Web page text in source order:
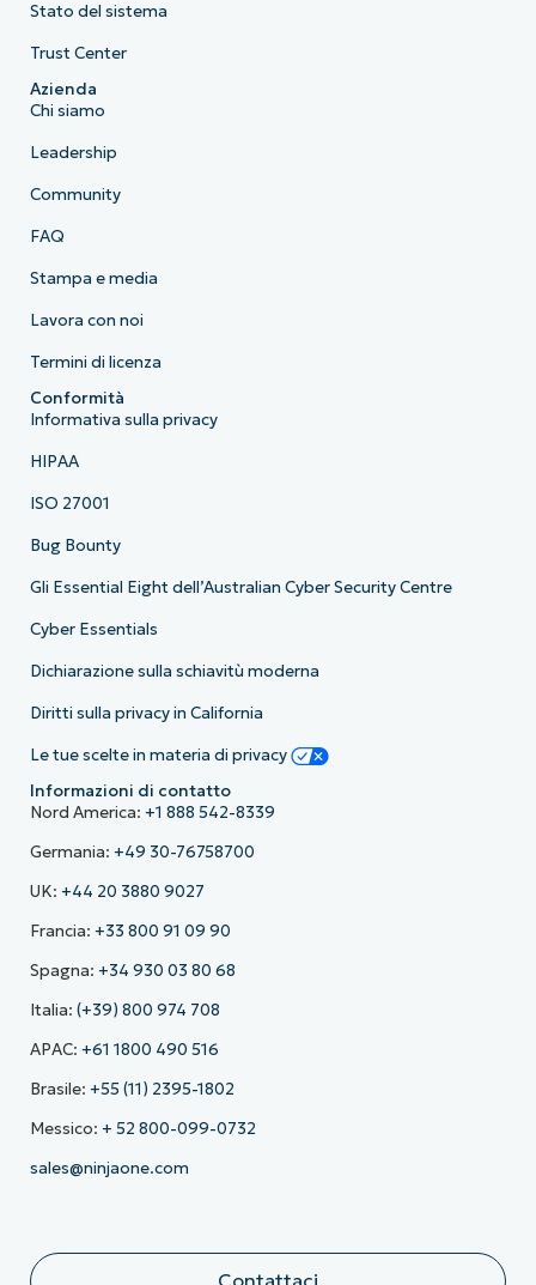
Stato del sistema
Trust Center
Azienda
Chi siamo
Leadership
Community
FAQ
Stampa e media
Lavora con noi
Termini di licenza
Conformità
Informativa sulla privacy
HIPAA
ISO 27001
Bug Bounty
Gli Essential Eight dell’Australian Cyber Security Centre
Cyber Essentials
Dichiarazione sulla schiavitù moderna
Diritti sulla privacy in California
Le tue scelte in materia di privacy
Informazioni di contatto
Nord America: +1 888 542-8339
Germania: +49 30-76758700
UK: +44 20 3880 9027
Francia: +33 800 91 09 90
Spagna: +34 930 03 80 68
Italia: (+39) 800 974 708
APAC: +61 1800 490 516
Brasile: +55 (11) 2395-1802
Messico: + 52 800-099-0732
sales@ninjaone.com